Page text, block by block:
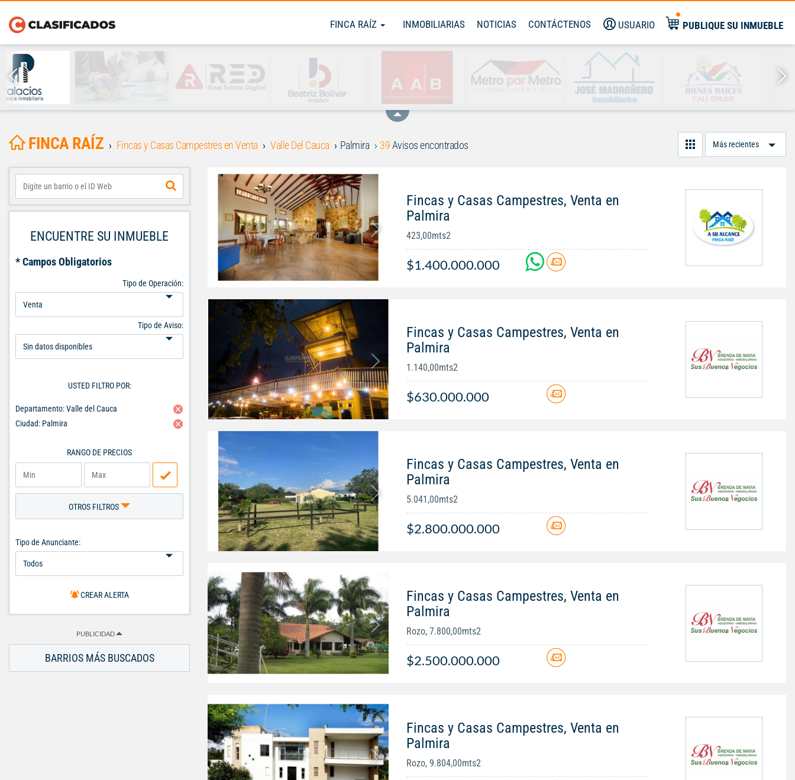
FINCA RAÍZ INMOBILIARIAS NOTICIAS CONTÁCTENOS USUARIO PUBLIQUE SU INMUEBLE
FINCA RAÍZ Fincas y Casas Campestres en Venta Valle Del Cauca Palmira 39Avisos encontrados
Fincas y Casas Campestres, Venta en
Palmira
423,00mts2
$1.400.000.000
Fincas y Casas Campestres, Venta en
Palmira
1.140,00mts2
$630.000.000
Fincas y Casas Campestres, Venta en
Palmira
5.041,00mts2
$2.800.000.000
Fincas y Casas Campestres, Venta en
Palmira
Rozo, 7.800,00mts2
$2.500.000.000
Fincas y Casas Campestres, Venta en
Palmira
Rozo, 9.804,00mts2
ENCUENTRE SU INMUEBLE
* Campos Obligatorios
Tipo de Operación:
Tipo de Aviso:
USTED FILTRO POR:
Departamento: Valle del Cauca
Ciudad: Palmira
RANGO DE PRECIOS
OTROS FILTROS
Tipo de Anunciante:
CREAR ALERTA
PUBLICIDAD
BARRIOS MÁS BUSCADOS